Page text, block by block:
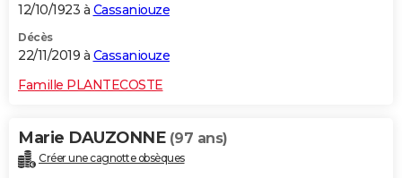
12/10/1923 à Cassaniouze
Décès
22/11/2019 à Cassaniouze
Famille PLANTECOSTE
Marie DAUZONNE (97 ans)
Créer une cagnotte obsèques